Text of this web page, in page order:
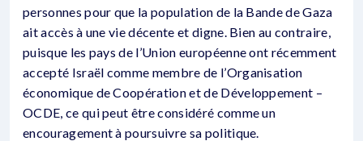
personnes pour que la population de la Bande de Gaza
ait accès à une vie décente et digne. Bien au contraire,
puisque les pays de l’Union européenne ont récemment
accepté Israël comme membre de l’Organisation
économique de Coopération et de Développement –
OCDE, ce qui peut être considéré comme un
encouragement à poursuivre sa politique.